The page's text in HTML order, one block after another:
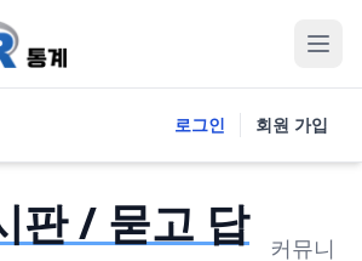
로그인 회원 가입
판 / 묻고 답
커뮤니